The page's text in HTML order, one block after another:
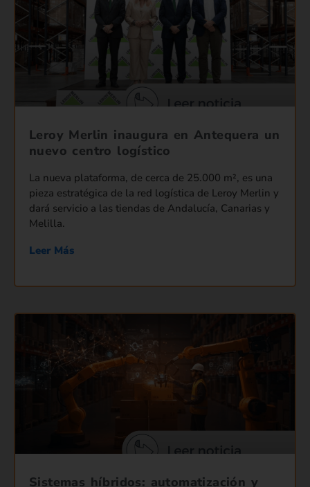
Leroy Merlin inaugura en Antequera un
nuevo centro logístico
La nueva plataforma, de cerca de 25.000 m², es una
pieza estratégica de la red logística de Leroy Merlin y
dará servicio a las tiendas de Andalucía, Canarias y
Melilla.
Leer Más
Sistemas híbridos: automatización y